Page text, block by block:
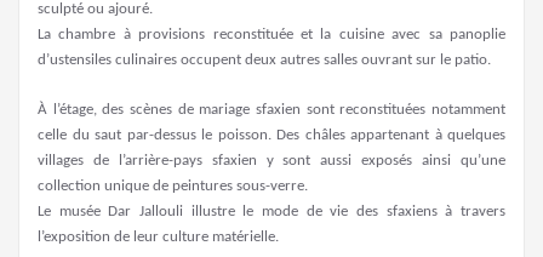
sculpté ou ajouré.
La chambre à provisions reconstituée et la cuisine avec sa panoplie
d’ustensiles culinaires occupent deux autres salles ouvrant sur le patio.
À l’étage, des scènes de mariage sfaxien sont reconstituées notamment
celle du saut par-dessus le poisson. Des châles appartenant à quelques
villages de l’arrière-pays sfaxien y sont aussi exposés ainsi qu’une
collection unique de peintures sous-verre.
Le musée Dar Jallouli illustre le mode de vie des sfaxiens à travers
l’exposition de leur culture matérielle.